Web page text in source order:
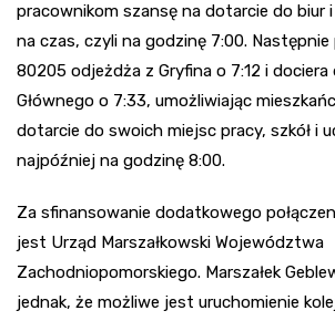
pracownikom szansę na dotarcie do biur
na czas, czyli na godzinę 7:00. Następnie
80205 odjeżdża z Gryfina o 7:12 i dociera
Głównego o 7:33, umożliwiając
dotarcie do swoich miejsc pracy, szkół i
najpóźniej na godzinę 8:00.
Za sfinansowanie dodatkowego
jest Urząd Marszałkowski Województwa
Zachodniopomorskiego. Marszałek
jednak, że możliwe jest uruchomienie